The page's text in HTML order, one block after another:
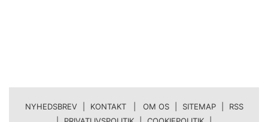
NYHEDSBREV KONTAKT | OM OS SITEMAP
RSS